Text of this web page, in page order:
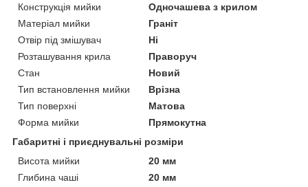
Конструкція мийки
Одночашева з крилом
Матеріал мийки
Граніт
Отвір під змішувач
Ні
Розташування крила
Праворуч
Стан
Новий
Тип встановлення мийки
Врізна
Тип поверхні
Матова
Форма мийки
Прямокутна
Габаритні і приєднувальні розміри
Висота мийки
20 мм
Глибина чаші
20 мм